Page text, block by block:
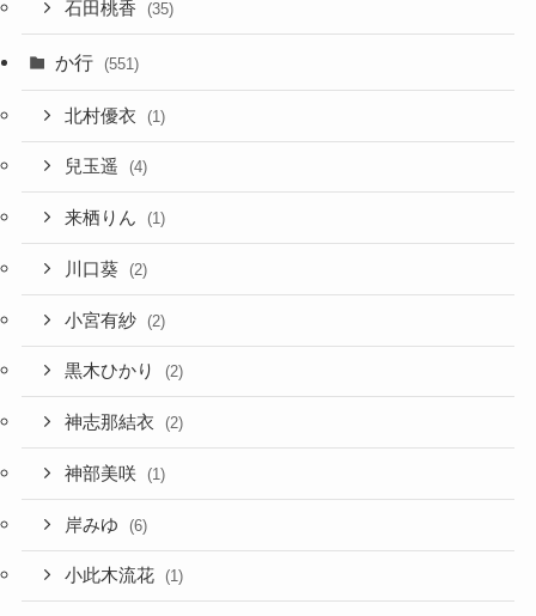
石田桃香 (35)
か行 (551)
北村優衣 (1)
兒玉遥 (4)
来栖りん (1)
川口葵 (2)
小宮有紗 (2)
黒木ひかり (2)
神志那結衣 (2)
神部美咲 (1)
岸みゆ (6)
小此木流花 (1)